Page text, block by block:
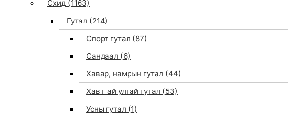
Охид (1163)
Гутал (214)
Спорт гутал (87)
Сандаал (6)
Хавар, намрын гутал (44)
Хавтгай ултай гутал (53)
Усны гутал (1)